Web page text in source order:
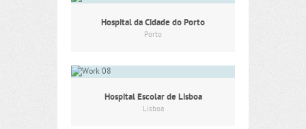
Hospital da Cidade do Porto
Porto
Hospital Escolar de Lisboa
Lisboa